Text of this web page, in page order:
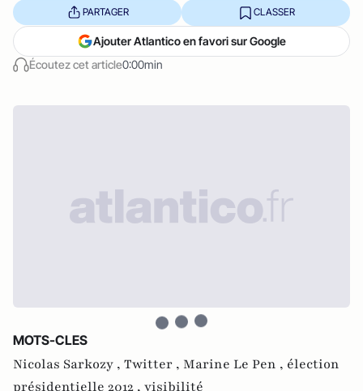
Écoutez cet article0:00min
PARTAGER CLASSER
Ajouter Atlantico en favori sur Google
MOTS-CLES
Nicolas Sarkozy , Twitter , Marine Le Pen , élection
présidentielle 2012 , visibilité